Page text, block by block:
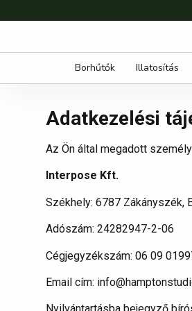
Borhűtők Illatosítás
Adatkezelési
Az Ön által megadott
Interpose Kft.
Székhely: 6787 Zákányszék,
Adószám: 24282947-2-06
Cégjegyzékszám: 06 09
Email cím: